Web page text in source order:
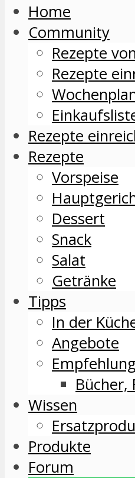
Home
Community
Rezepte
Rezepte
Rezepte
Rezepte
Vorspeise
Dessert
Snack
Salat
Getränke
Tipps
In der
Angebote
Bücher,
Wissen
Produkte
Forum